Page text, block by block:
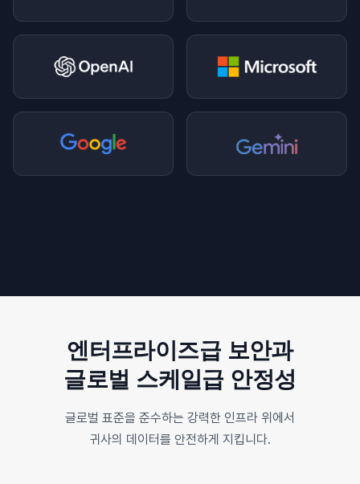
엔터프라이즈급 보안과
글로벌 스케일급 안정성
글로벌 표준을 준수하는 강력한 인프라 위에서
귀사의 데이터를 안전하게 지킵니다.